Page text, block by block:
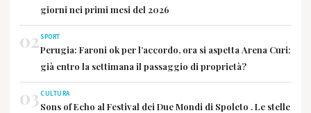
giorni nei primi mesi del 2026
02SPORT
Perugia: Faroni ok per l’accordo, ora si aspetta Arena Curi:
già entro la settimana il passaggio di proprietà?
03CULTURA
Sons of Echo al Festival dei Due Mondi di Spoleto . Le stelle